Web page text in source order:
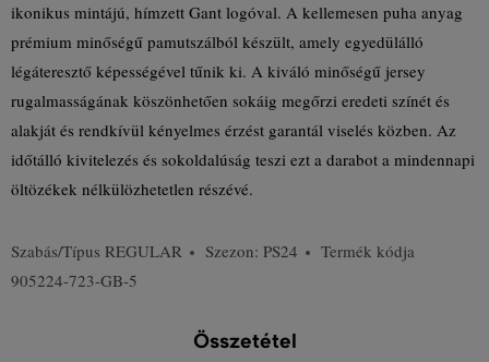
ikonikus mintájú, hímzett Gant logóval. A kellemesen puha anyag
prémium minőségű pamutszálból készült, amely egyedülálló
légáteresztő képességével tűnik ki. A kiváló minőségű jersey
rugalmasságának köszönhetően sokáig megőrzi eredeti színét és
alakját és rendkívül kényelmes érzést garantál viselés közben. Az
időtálló kivitelezés és sokoldalúság teszi ezt a darabot a mindennapi
öltözékek nélkülözhetetlen részévé.
Szabás/Típus REGULAR Szezon: PS24
Termék kódja
905224-723-GB-5
Összetétel